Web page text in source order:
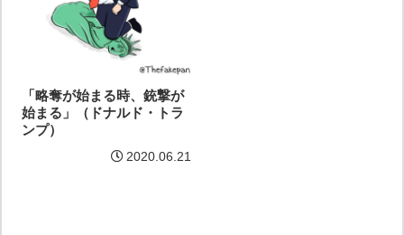
「略奪が始まる時、銃撃が
始まる」（ドナルド・トラ
ンプ）
2020.06.21